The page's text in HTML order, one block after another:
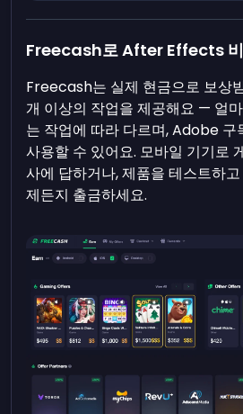
Freecash로 After Effects 비
Freecash는 실제 현금으로 보상
개 이상의 작업을 제공해요 — 얼
는 작업에 따라 다르며, Adobe 구
사용할 수 있어요. 모바일 기기로
사에 답하거나, 제품을 테스트하
제든지 출금하세요.